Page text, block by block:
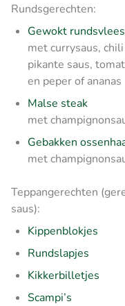
Rundsgerechten:
Gewokt
met currysaus,
pikante saus,
en peper of ananas
Malse steak
met
Gebakken
met
Teppangerechten
saus):
Kippenblokjes
Rundslapjes
Kikkerbilletjes
Scampi’s